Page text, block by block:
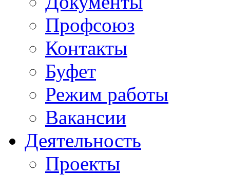
Профсоюз
Контакты
Буфет
Режим работы
Вакансии
Деятельность
Проекты